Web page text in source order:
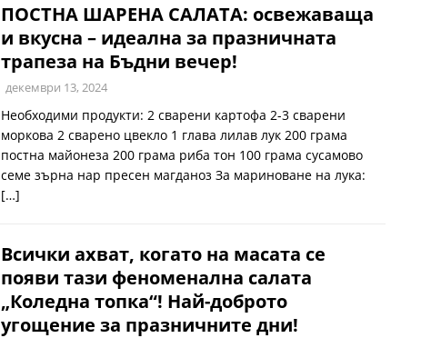
ПОСТНА ШАРЕНА САЛАТА: освежаваща
и вкусна – идеална за празничната
трапеза на Бъдни вечер!
декември 13, 2024
Необходими продукти: 2 сварени картофа 2-3 сварени
моркова 2 сварено цвекло 1 глава лилав лук 200 грама
постна майонеза 200 грама риба тон 100 грама сусамово
семе зърна нар пресен магданоз За мариноване на лука:
[…]
Всички ахват, когато на масата се
появи тази феноменална салата
„Коледна топка“! Най-доброто
угощение за празничните дни!